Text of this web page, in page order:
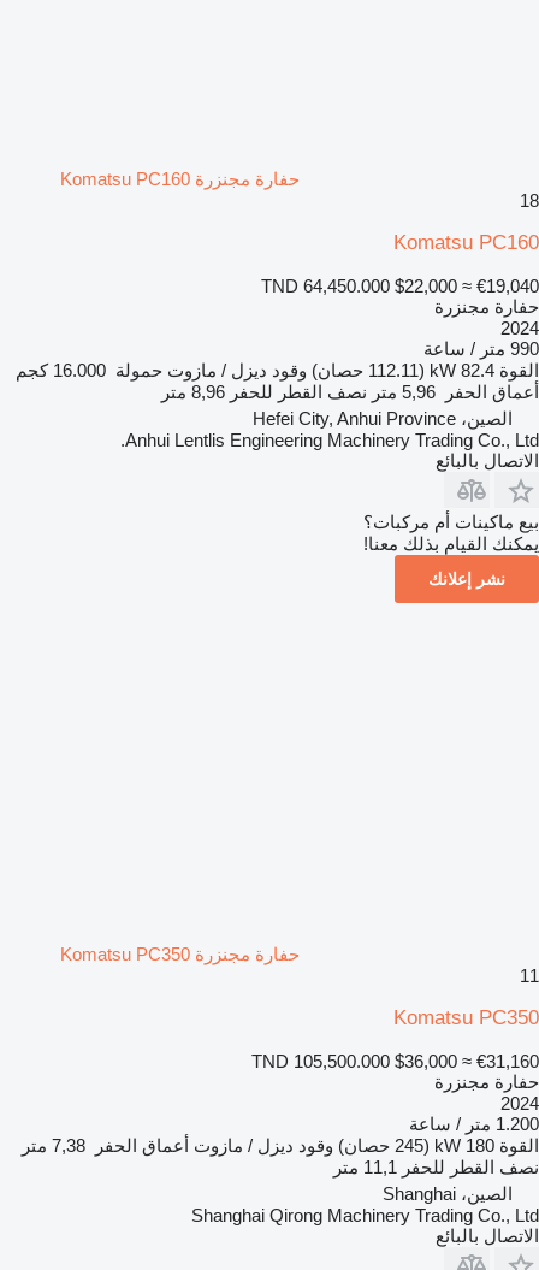
حفارة مجنزرة Komatsu PC160
18
Komatsu PC160
TND 64,450.000 $22,000 ≈ €19,040
حفارة مجنزرة
2024
990 متر / ساعة
القوة 82.4 kW (112.11 حصان) وقود ديزل / مازوت حمولة 16.000 كجم
أعماق الحفر
5,96 متر نصف القطر للحفر 8,96 متر
الصين، Hefei City, Anhui Province
Anhui Lentlis Engineering Machinery Trading Co., Ltd.
الاتصال بالبائع
بيع ماكينات أم مركبات؟
يمكنك القيام بذلك معنا!
نشر إعلانك
حفارة مجنزرة Komatsu PC350
11
Komatsu PC350
TND 105,500.000 $36,000 ≈ €31,160
حفارة مجنزرة
2024
1.200 متر / ساعة
القوة 180 kW (245 حصان) وقود ديزل / مازوت أعماق الحفر
7,38 متر
نصف القطر للحفر 11,1 متر
الصين، Shanghai
Shanghai Qirong Machinery Trading Co., Ltd
الاتصال بالبائع